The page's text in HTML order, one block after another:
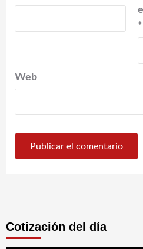
*
Web
Cotización del día